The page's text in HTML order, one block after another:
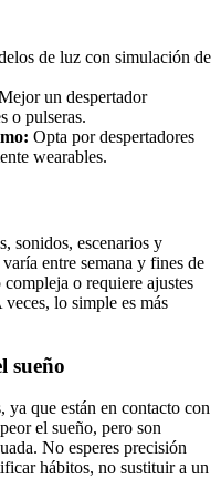
de luz con simulación de
un despertador
o pulseras.
Opta por despertadores
wearables.
sonidos, escenarios y
entre semana y fines de
o requiere ajustes
lo simple es más
sueño
ya que están en contacto con
el sueño, pero son
No esperes precisión
hábitos, no sustituir a un